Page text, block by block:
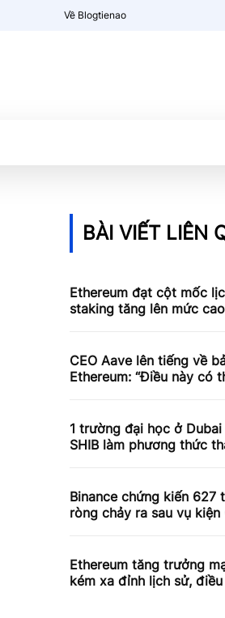
Về Blogtienao
BÀI VIẾT LIÊN
Ethereum đạt cột mốc
staking tăng lên mức
CEO Aave lên tiếng về
Ethereum: “Điều này có
1 trường đại học ở Dubai
SHIB làm phương thức
Binance chứng kiến ​​627
ròng chảy ra sau vụ kiện
Ethereum tăng trưởng
kém xa đỉnh lịch sử,